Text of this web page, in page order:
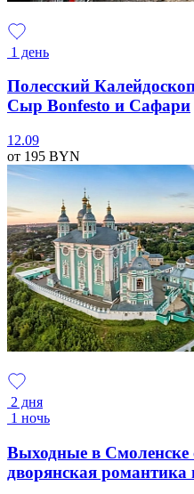
1 день
Полесский
Сыр Bonfesto и Сафари
12.09
от 195 BYN
2 дня
1 ночь
Выходные в Смоленске
дворянская романтика